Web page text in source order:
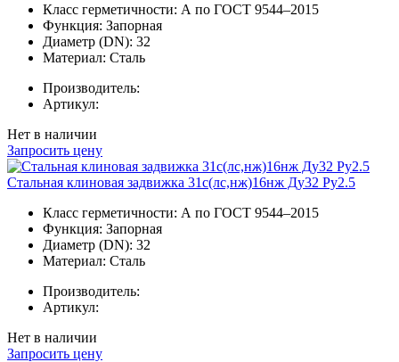
Класс герметичности: А по ГОСТ 9544–2015
Функция: Запорная
Диаметр (DN): 32
Материал: Сталь
Производитель:
Артикул:
Нет в наличии
Запросить цену
Стальная клиновая задвижка 31с(лс,нж)16нж Ду32 Ру2.5
Класс герметичности: А по ГОСТ 9544–2015
Функция: Запорная
Диаметр (DN): 32
Материал: Сталь
Производитель:
Артикул:
Нет в наличии
Запросить цену